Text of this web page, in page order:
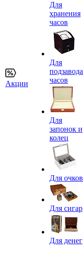
Акции
Для
хранения
часов
Для
подзавода
часов
Для
запонок и
колец
Для очков
Для сигар
Для денег